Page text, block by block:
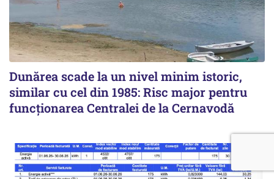
Dunărea scade la un nivel minim istoric,
similar cu cel din 1985: Risc major pentru
funcționarea Centralei de la Cernavodă